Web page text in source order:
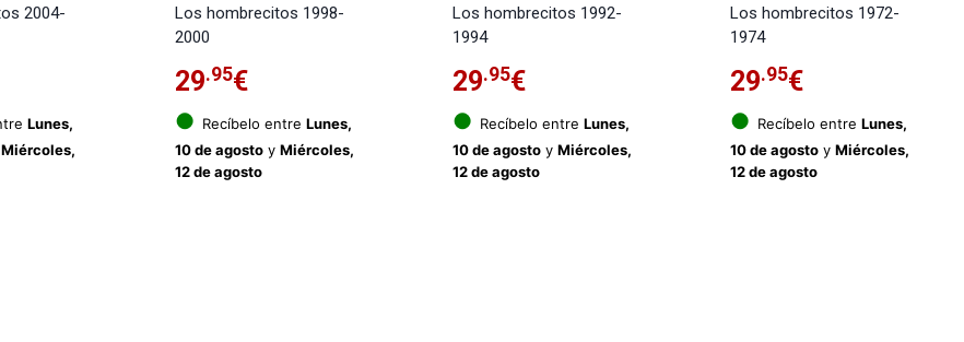
2004-
Lunes,
Miércoles,
Los hombrecitos 1998-
2000
29.95€
● Recíbelo entre Lunes,
10 de agostoy Miércoles,
12 de agosto
Los hombrecitos 1992-
1994
29.95€
● Recíbelo entre Lunes,
10 de agostoy Miércoles,
12 de agosto
Los hombrecitos 1972-
1974
29.95€
● Recíbelo entreLunes,
10 de agosto yMiércoles,
12 de agosto